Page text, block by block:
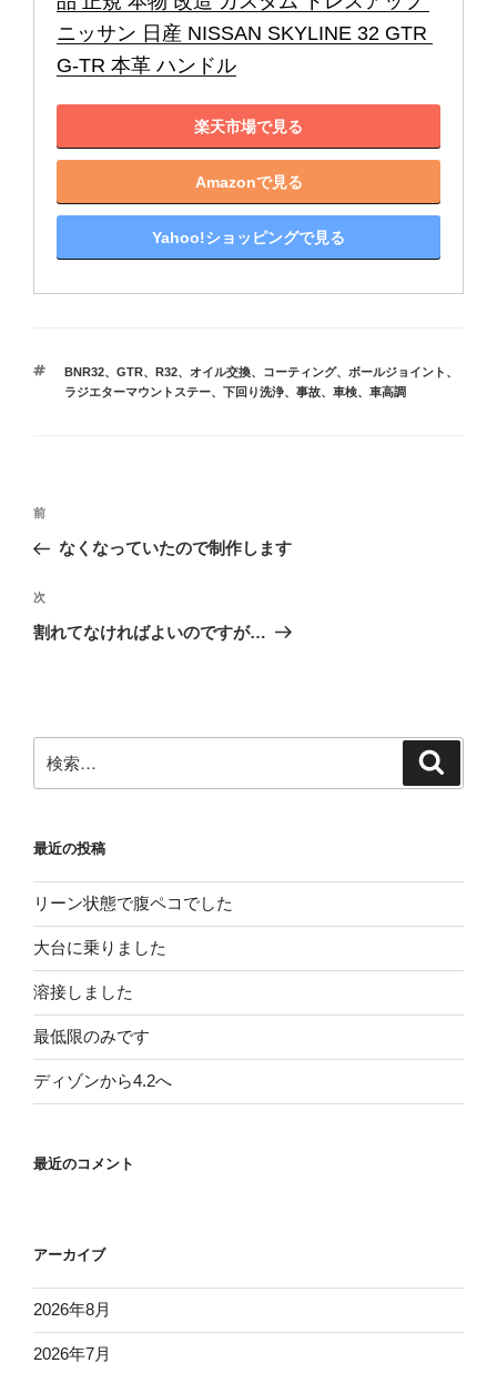
ニッサン 日産 NISSAN SKYLINE 32 GTR
G-TR 本革 ハンドル
楽天市場で見る
Amazonで見る
Yahoo!ショッピングで見る
タ
グ
BNR32、 GTR、 R32、 オイル交換、 コーティング、 ボールジョイント 、
ラジエターマウントステー、 下回り洗浄、 事故、 車検、 車高調
投
ナ
ビ
ゲ
ン
前
の
稿
前
なくなっていたので制作します
次
の
次
割れてなければよいのですが…
索:
最近の投稿
リーン状態で腹ペコでした
大台に乗りました
溶接しました
最低限のみです
ディゾンから4.2へ
最近のコメント
アーカイブ
2026年8月
2026年7月